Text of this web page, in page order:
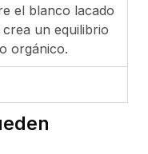
el blanco lacado
un equilibrio
orgánico.